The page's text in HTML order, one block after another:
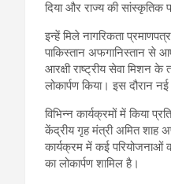
दिया और राज्य की सांस्कृतिक
इन्हें मिले नागरिकता प्रमाणपत्र
पाकिस्तान अफगानिस्तान से
आरक्षी राष्ट्रीय सेवा मिशन
लोकार्पण किया। इस दौरान
विभिन्न कार्यक्रमों में किया
केंद्रीय गृह मंत्री अमित शाह
कार्यक्रम में कई परियोजनाओं
का लोकार्पण शामिल है।